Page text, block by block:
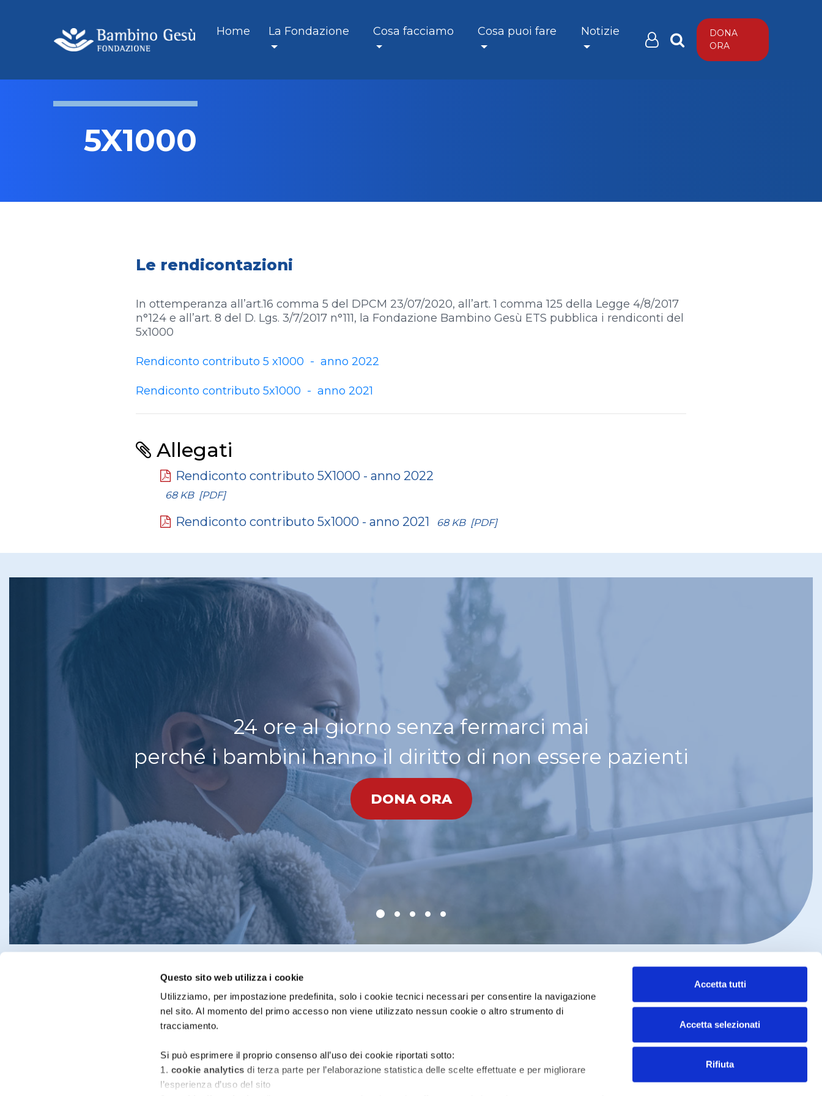
Questo sito web utilizza i cookie
Utilizziamo, per impostazione predefinita, solo i cookie tecnici necessari per consentire la navigazione
nel sito. Al momento del primo accesso non viene utilizzato nessun cookie o altro strumento di
tracciamento.
Si può esprimere il proprio consenso all’uso dei cookie riportati sotto:
1. cookie analyticsdi terza parte per l’elaborazione statistica delle scelte effettuate e per migliorare
l’esperienza d’uso del sito
Accetta tutti
Accetta selezionati
Rifiuta
Home La Fondazione Cosa facciamo Cosa puoi fare Notizie
DONA
ORA
5X1000
Le rendicontazioni
In ottemperanza all’art.16 comma 5 del DPCM 23/07/2020, all’art. 1 comma 125 della Legge 4/8/2017
n°124 e all’art. 8 del D. Lgs. 3/7/2017 n°111, la Fondazione Bambino Gesù ETS pubblica i rendiconti del
5x1000
Rendiconto contributo 5 x1000 - anno 2022
Rendiconto contributo 5x1000 - anno 2021
Allegati
Rendiconto contributo 5X1000 - anno 2022
68 KB [PDF]
Rendiconto contributo 5x1000 - anno 2021 68 KB [PDF]
24 ore al giorno senza fermarci mai
perché i bambini hanno il diritto di non essere pazienti
DONA ORA